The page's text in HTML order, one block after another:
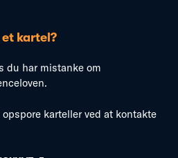
kartel?
du har mistanke om
karteller ved at kontakte